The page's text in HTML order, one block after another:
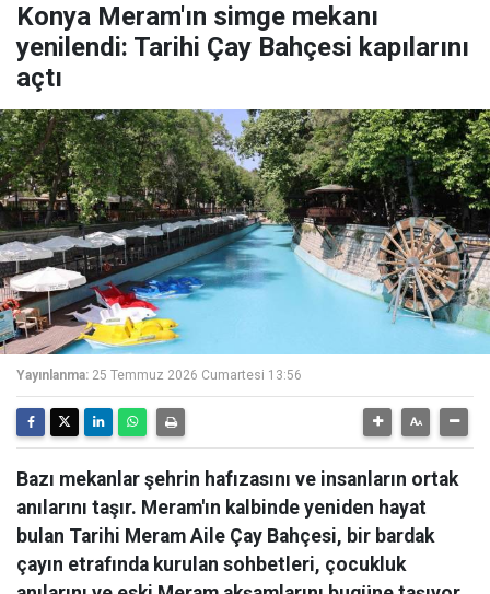
Konya Meram'ın simge mekanı
yenilendi: Tarihi Çay Bahçesi kapılarını
açtı
Yayınlanma: 25 Temmuz 2026 Cumartesi 13:56
Bazı mekanlar şehrin hafızasını ve insanların ortak
anılarını taşır. Meram'ın kalbinde yeniden hayat
bulan Tarihi Meram Aile Çay Bahçesi, bir bardak
çayın etrafında kurulan sohbetleri, çocukluk